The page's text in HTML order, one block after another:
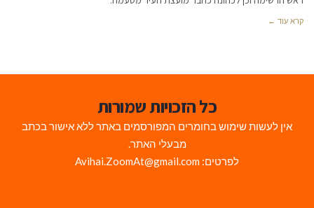
קרא עוד ←
כל הזכויות שמורות
אין לעשות שימוש בחומרים המפורסמים באתר ללא אישור בכתב
מבעלי האתר.
לפרטים: Avihai.ZoomAt@gmail.com